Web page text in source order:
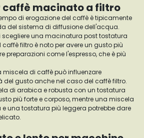
caffè macinato a filtro
di erogazione del caffè è tipicamente
del sistema di diffusione dell'acqua.
scegliere una macinatura post tostatura
filtro è noto per avere un gusto più
preparazioni come l'espresso, che è più
miscela di caffè può influenzare
del gusto anche nel caso del caffè filtro.
di arabica e robusta con un tostatura
più forte e corposo, mentre una miscela
una tostatura più leggera potrebbe dare